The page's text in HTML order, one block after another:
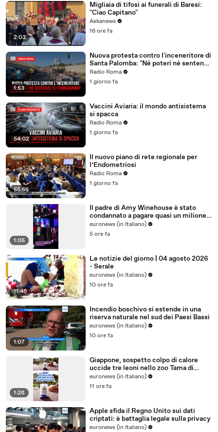
2:03
Migliaia di tifosi ai funerali di Baresi:
"Ciao Capitano"
Askanews
16 ore fa
1:53
Nuova protesta contro l'inceneritore di
Santa Palomba: "Né poteri né sentenze
ci fermeranno!"
Radio Roma
1 giorno fa
54:02
Vaccini Aviaria: il mondo antisistema
si spacca
Radio Roma
1 giorno fa
55:55
Il nuovo piano di rete regionale per
l’Endometriosi
Radio Roma
1 giorno fa
1:05
Il padre di Amy Winehouse è stato
condannato a pagare quasi un milione
di sterline alle amiche
euronews (in Italiano)
5 ore fa
11:46
Le notizie del giorno | 04 agosto 2026
- Serale
euronews (in Italiano)
10 ore fa
1:07
Incendio boschivo si estende in una
riserva naturale nel sud dei Paesi Bassi
euronews (in Italiano)
10 ore fa
1:26
Giappone, sospetto colpo di calore
uccide tre leoni nello zoo Tama di
Tokyo
euronews (in Italiano)
11 ore fa
Apple sfida il Regno Unito sui dati
criptati: è battaglia legale sulla privacy
euronews (in Italiano)